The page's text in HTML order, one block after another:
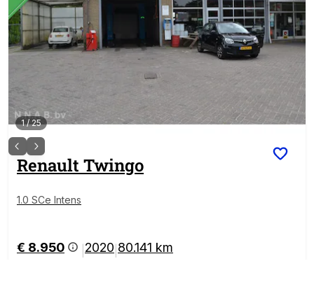
1/25
Renault Twingo
1.0 SCe Intens
€ 8.950 2020 80.141 km